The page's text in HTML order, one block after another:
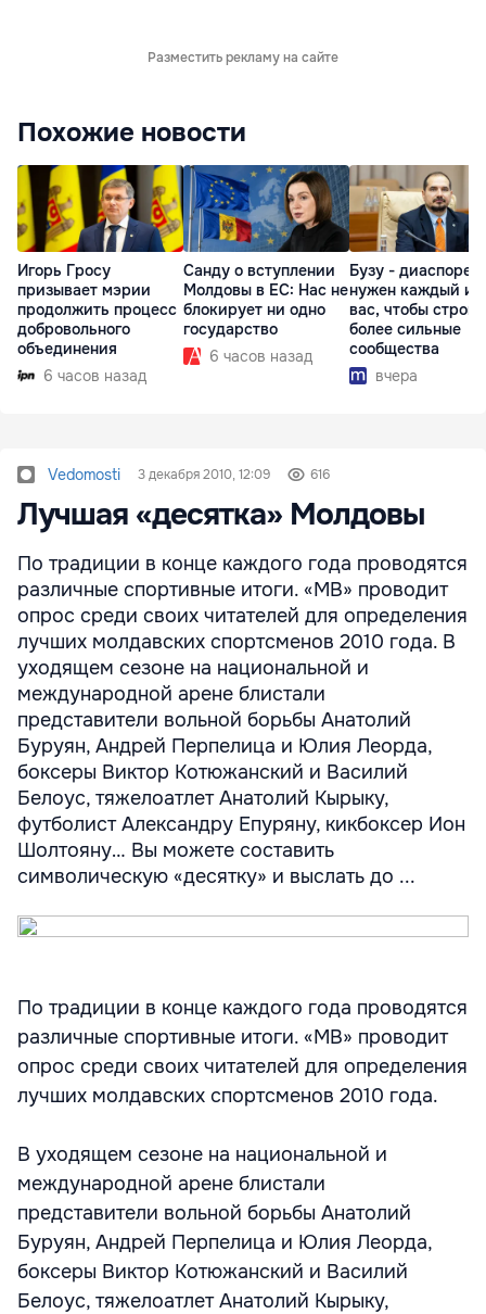
Разместить рекламу на сайте
Похожие новости
Игорь Гросу
призывает мэрии
продолжить процесс
добровольного
объединения
6 часов назад
Санду о вступлении
Молдовы в ЕС: Нас не
блокирует ни одно
государство
6 часов назад
Бузу - диаспоре:
нужен каждый из
вас, чтобы
более сильные
сообщества
вчера
Vedomosti 3 декабря 2010, 12:09 616
Лучшая «десятка» Молдовы
По традиции в конце каждого года проводятся
различные спортивные итоги. «МВ» проводит
опрос среди своих читателей для определения
лучших молдавских спортсменов 2010 года. В
уходящем сезоне на национальной и
международной арене блистали
представители вольной борьбы Анатолий
Буруян, Андрей Перпелица и Юлия Леорда,
боксеры Виктор Котюжанский и Василий
Белоус, тяжелоатлет Анатолий Кырыку,
футболист Александру Епуряну, кикбоксер Ион
Шолтояну… Вы можете составить
символическую «десятку» и выслать до ...
По традиции в конце каждого года проводятся
различные спортивные итоги. «МВ» проводит
опрос среди своих читателей для определения
лучших молдавских спортсменов 2010 года.
В уходящем сезоне на национальной и
международной арене блистали
представители вольной борьбы Анатолий
Буруян, Андрей Перпелица и Юлия Леорда,
боксеры Виктор Котюжанский и Василий
Белоус, тяжелоатлет Анатолий Кырыку,